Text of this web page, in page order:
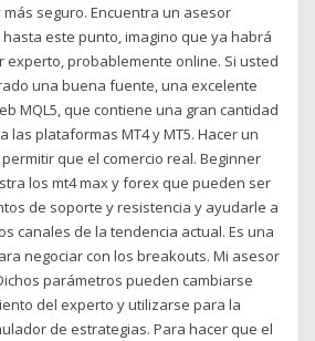
seguro. Encuentra un asesor
este punto, imagino que ya habrá
experto, probablemente online. Si usted
una buena fuente, una excelente
MQL5, que contiene una gran cantidad
las plataformas MT4 y MT5. Hacer un
que el comercio real. Beginner
los mt4 max y forex que pueden ser
de soporte y resistencia y ayudarle a
canales de la tendencia actual. Es una
negociar con los breakouts. Mi asesor
parámetros pueden cambiarse
del experto y utilizarse para la
de estrategias. Para hacer que el